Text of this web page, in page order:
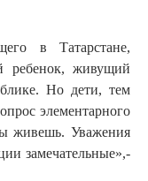
в Татарстане,
ребенок, живущий
Но дети, тем
элементарного
живешь. Уважения
замечательные»,-